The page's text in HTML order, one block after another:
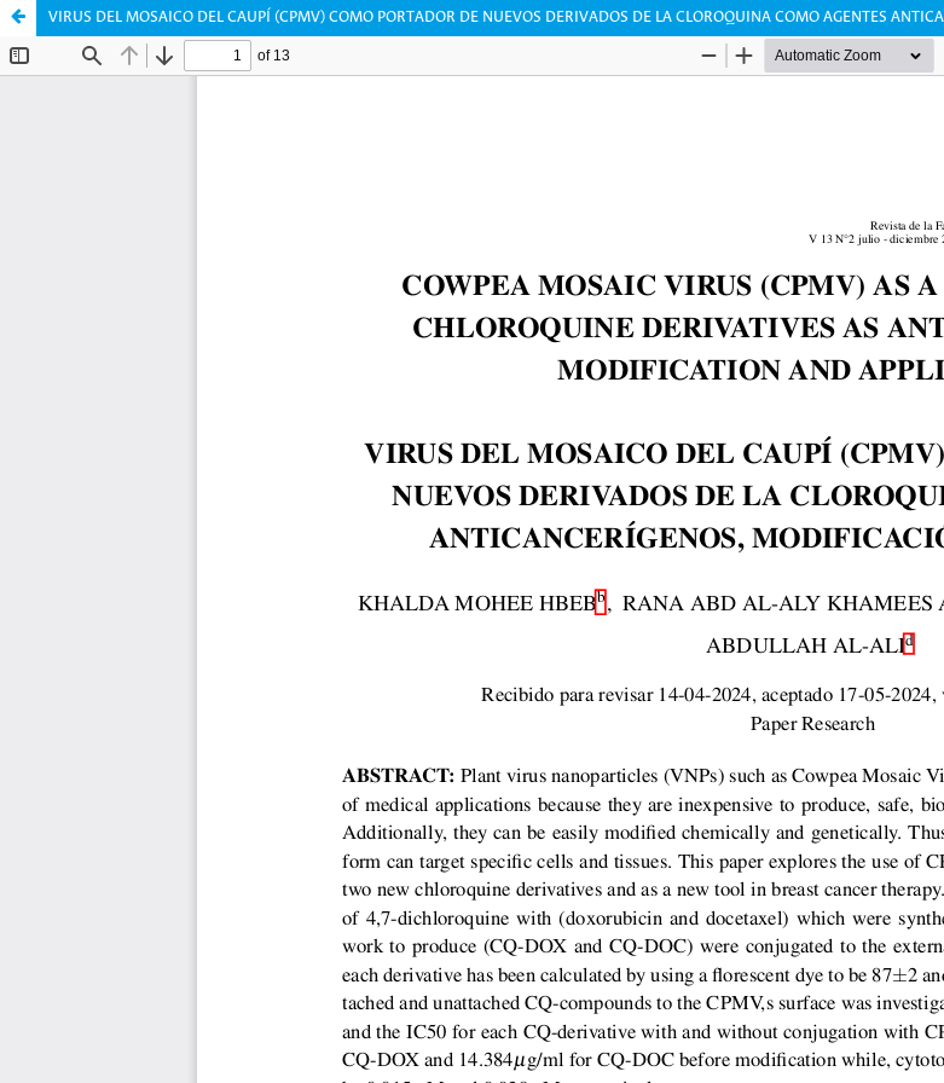
VIRUS DEL MOSAICO DEL CAUPÍ (CPMV) COMO PORTADOR DE NUEVOS DERIVADOS DE LA CLOROQUINA COMO AGENTES